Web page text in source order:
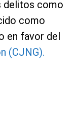
delitos como
como
en favor del
(CJNG).